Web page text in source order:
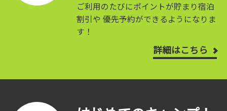
ご利用のたびにポイントが貯まり宿泊
割引や 優先予約ができるようになりま
す！
詳細はこちら